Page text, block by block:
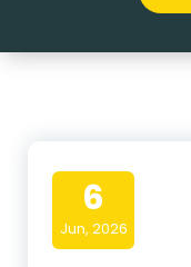
6
Jun, 2026